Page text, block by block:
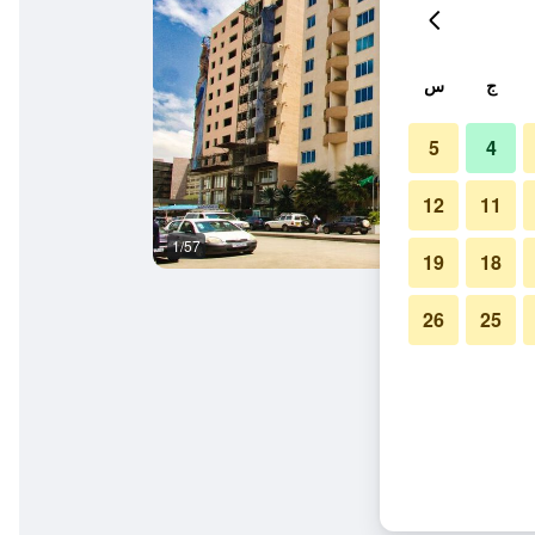
1/57
ج س
4
5
11
12
18
19
25
26